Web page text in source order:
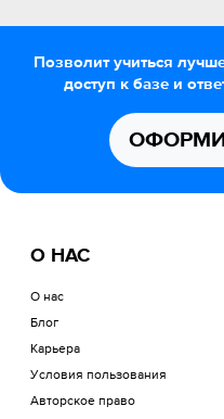
Позволит учиться
доступ к базе и
О НАС
О нас
Блог
Карьера
Условия пользования
Авторское право